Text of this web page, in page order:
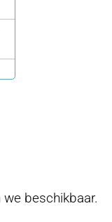
beschikbaar.